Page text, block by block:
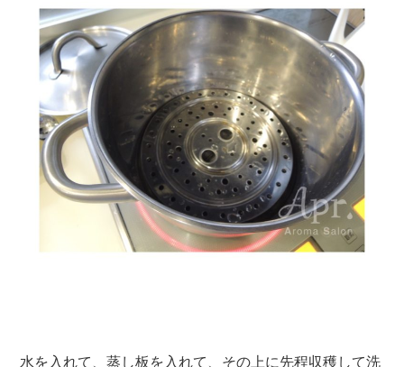
水を入れて、蒸し板を入れて、その上に先程収穫して洗